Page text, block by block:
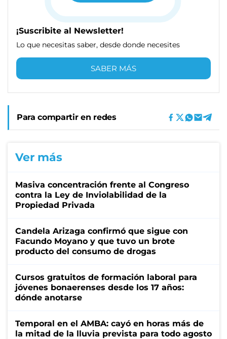
¡Suscribite al Newsletter!
Lo que necesitas saber, desde donde necesites
SABER MÁS
Para compartir en redes
Ver más
Masiva concentración frente al Congreso
contra la Ley de Inviolabilidad de la
Propiedad Privada
Candela Arizaga confirmó que sigue con
Facundo Moyano y que tuvo un brote
producto del consumo de drogas
Cursos gratuitos de formación laboral para
jóvenes bonaerenses desde los 17 años:
dónde anotarse
Temporal en el AMBA: cayó en horas más de
la mitad de la lluvia prevista para todo agosto